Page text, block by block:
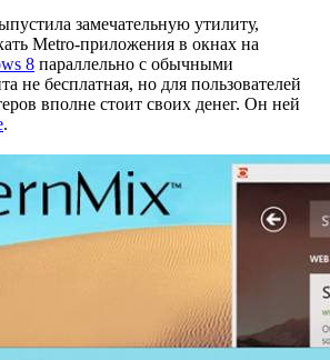
замечательную утилиту,
Metro-приложения в окнах на
8 параллельно с обычными
не бесплатная, но для пользователей
вполне стоит своих денег. Он ней
.